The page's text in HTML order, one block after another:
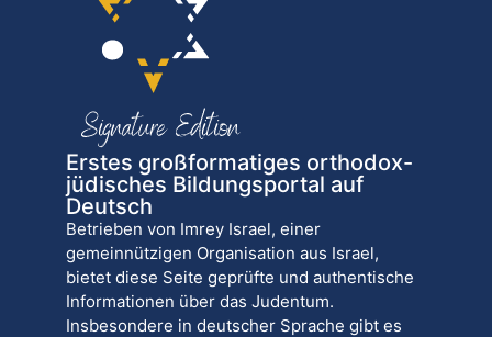
Erstes großformatiges orthodox-
jüdisches Bildungsportal auf
Deutsch
Betrieben von Imrey Israel, einer
gemeinnützigen Organisation aus Israel,
bietet diese Seite geprüfte und authentische
Informationen über das Judentum.
Insbesondere in deutscher Sprache gibt es